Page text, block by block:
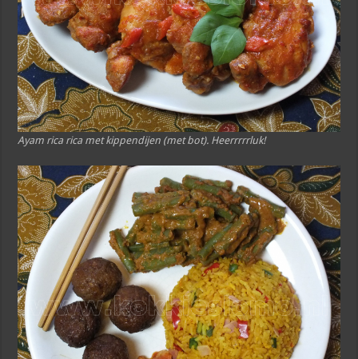
Ayam rica rica met kippendijen (met bot). Heerrrrrluk!